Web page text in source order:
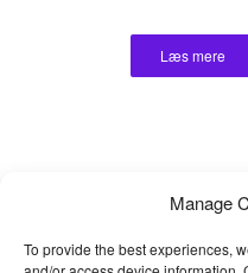
Manage
To provide the best experiences,
Læs mere